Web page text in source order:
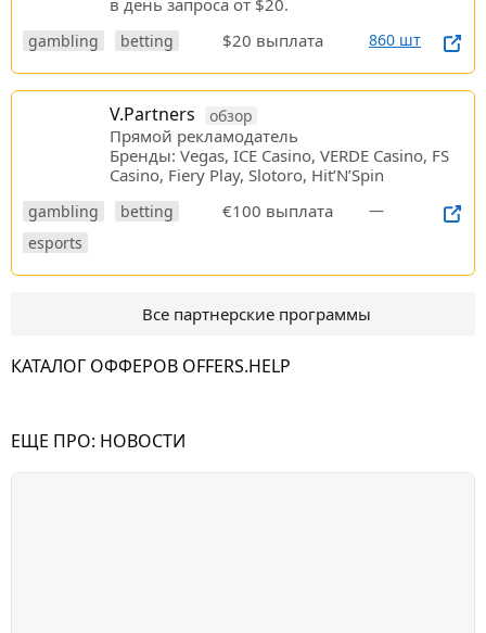
gambling betting $20 выплата 860 шт
V.Partners обзор
Прямой рекламодатель
Бренды: Vegas, ICE Casino, VERDE Casino, FS
Casino, Fiery Play, Slotoro, Hit’N’Spin
gambling
betting
esports
€100 выплата —
Все партнерские программы
КАТАЛОГ ОФФЕРОВ OFFERS.HELP
ЕЩЕ ПРО: НОВОСТИ